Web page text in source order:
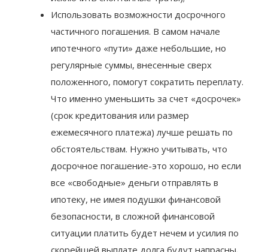
очередного платежа (планировать бюджет,
исключить спонтанные траты);
частичного погашения. В самом начале
ипотечного «пути» даже небольшие, но
регулярные суммы, внесенные сверх
положенного, помогут сократить переплату.
Что именно уменьшить за счет «досрочек»
(срок кредитования или размер
ежемесячного платежа) лучше решать по
обстоятельствам. Нужно учитывать, что
досрочное погашение-это хорошо, но если
все «свободные» деньги отправлять в
ипотеку, не имея подушки финансовой
безопасности, в сложной финансовой